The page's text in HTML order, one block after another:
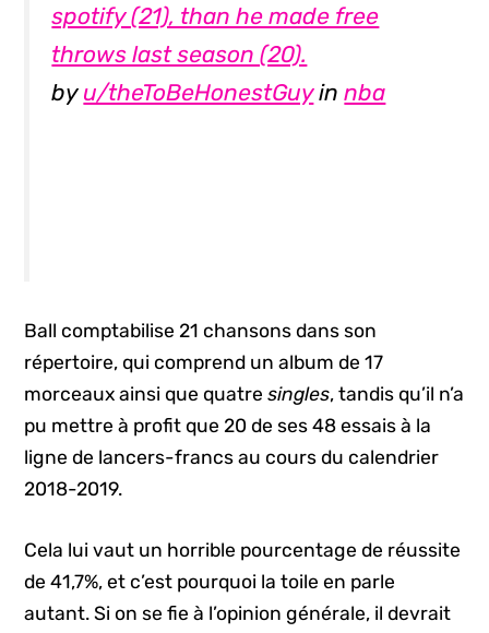
spotify (21), than he made free
throws last season (20).
by u/theToBeHonestGuyinnba
Ball comptabilise 21 chansons dans son
répertoire, qui comprend un album de 17
morceaux ainsi que quatresingles, tandis qu’il n’a
pu mettre à profit que 20 de ses 48 essais à la
ligne de lancers-francs au cours du calendrier
2018-2019.
Cela lui vaut un horrible pourcentage de réussite
de 41,7%, et c’est pourquoi la toile en parle
autant. Si on se fie à l’opinion générale, il devrait